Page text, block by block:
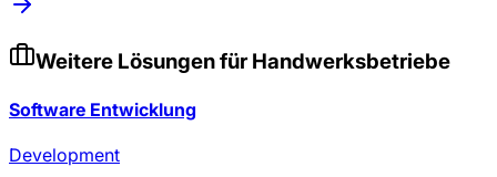
Weitere Lösungen fürHandwerksbetriebe
Software Entwicklung
Development